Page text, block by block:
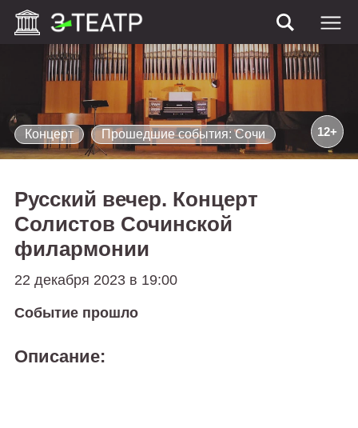
Концерт Прошедшие события: Сочи
Русский вечер. Концерт
Солистов Сочинской
филармонии
22 декабря 2023 в 19:00
Событие прошло
12+
Описание: